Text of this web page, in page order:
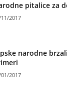
pitalice za
2017
narodne
2017